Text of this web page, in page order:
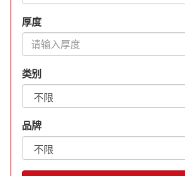
厚度
类别
品牌